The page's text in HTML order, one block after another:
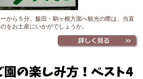
から５分。飯田・駒ヶ根方面へ観光の際は、当直
をお土産にいかがでしょうか。